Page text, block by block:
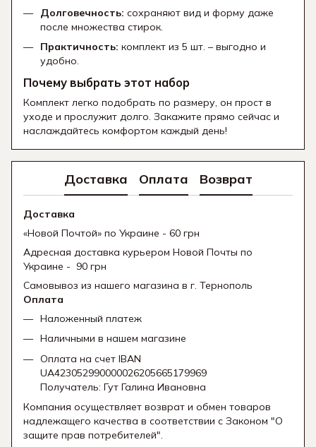
Долговечность: сохраняют вид и форму даже
после множества стирок.
Практичность: комплект из 5 шт. – выгодно и
удобно.
Почему выбрать этот набор
Комплект легко подобрать по размеру, он прост в
уходе и прослужит долго. Закажите прямо сейчас и
наслаждайтесь комфортом каждый день!
Доставка Оплата Возврат
Доставка
«Новой Почтой» по Украине - 60 грн
Адресная доставка курьером Новой Почты по
Украине - 90 грн
Самовывоз из нашего магазина в г. Тернополь
Оплата
Наложенный платеж
Наличными в нашем магазине
Оплата на счет IBAN
UA423052990000026205665179969
Получатель: Гут Галина Ивановна
Компания осуществляет возврат и обмен товаров
надлежащего качества в соответствии с Законом "О
защите прав потребителей".